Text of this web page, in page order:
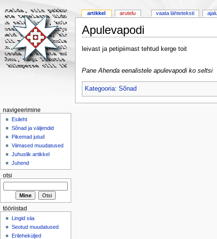
Apulevapodi
leivast ja petipiimast tehtud kerge toit
Pane Ahenda eenalistele apulevapodi ko seltsi
Kategooria: Sõnad
artikkel arutelu vaata lähteteksti
navigeerimine
Esileht
Sõnad ja väljendid
Pikemad jutud
Viimased muudatused
Juhuslik artikkel
Juhend
otsi
tööriistad
Lingid siia
Seotud muudatused
Erileheküljed